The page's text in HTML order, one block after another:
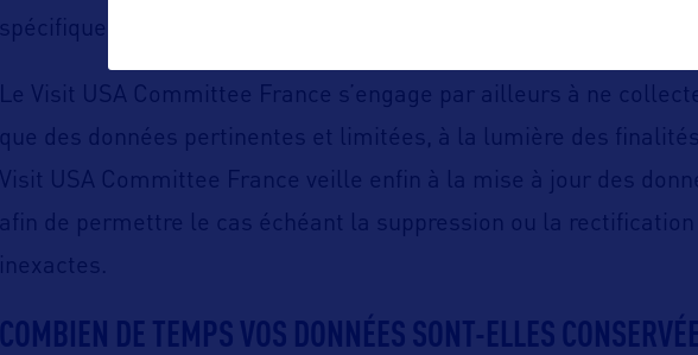
spécifique, légitime et explicite.
Le Visit USA Committee France s’engage par ailleurs à ne
que des données pertinentes et limitées, à la lumière des
Visit USA Committee France veille enfin à la mise à jour des
afin de permettre le cas échéant la suppression ou la rectification
inexactes.
COMBIEN DE TEMPS VOS DONNÉES SONT-ELLES